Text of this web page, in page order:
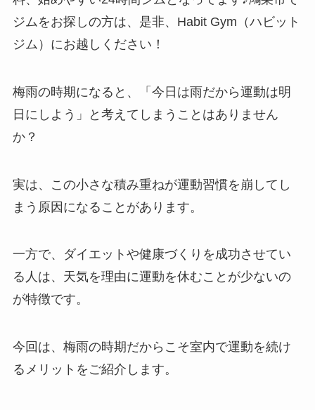
ジムをお探しの方は、是非、Habit Gym（ハビット
ジム）にお越しください！
梅雨の時期になると、「今日は雨だから運動は明
日にしよう」と考えてしまうことはありません
か？
実は、この小さな積み重ねが運動習慣を崩してし
まう原因になることがあります。
一方で、ダイエットや健康づくりを成功させてい
る人は、天気を理由に運動を休むことが少ないの
が特徴です。
今回は、梅雨の時期だからこそ室内で運動を続け
るメリットをご紹介します。